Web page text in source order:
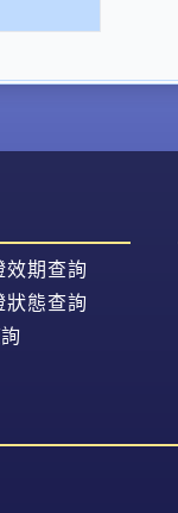
效期查詢
狀態查詢